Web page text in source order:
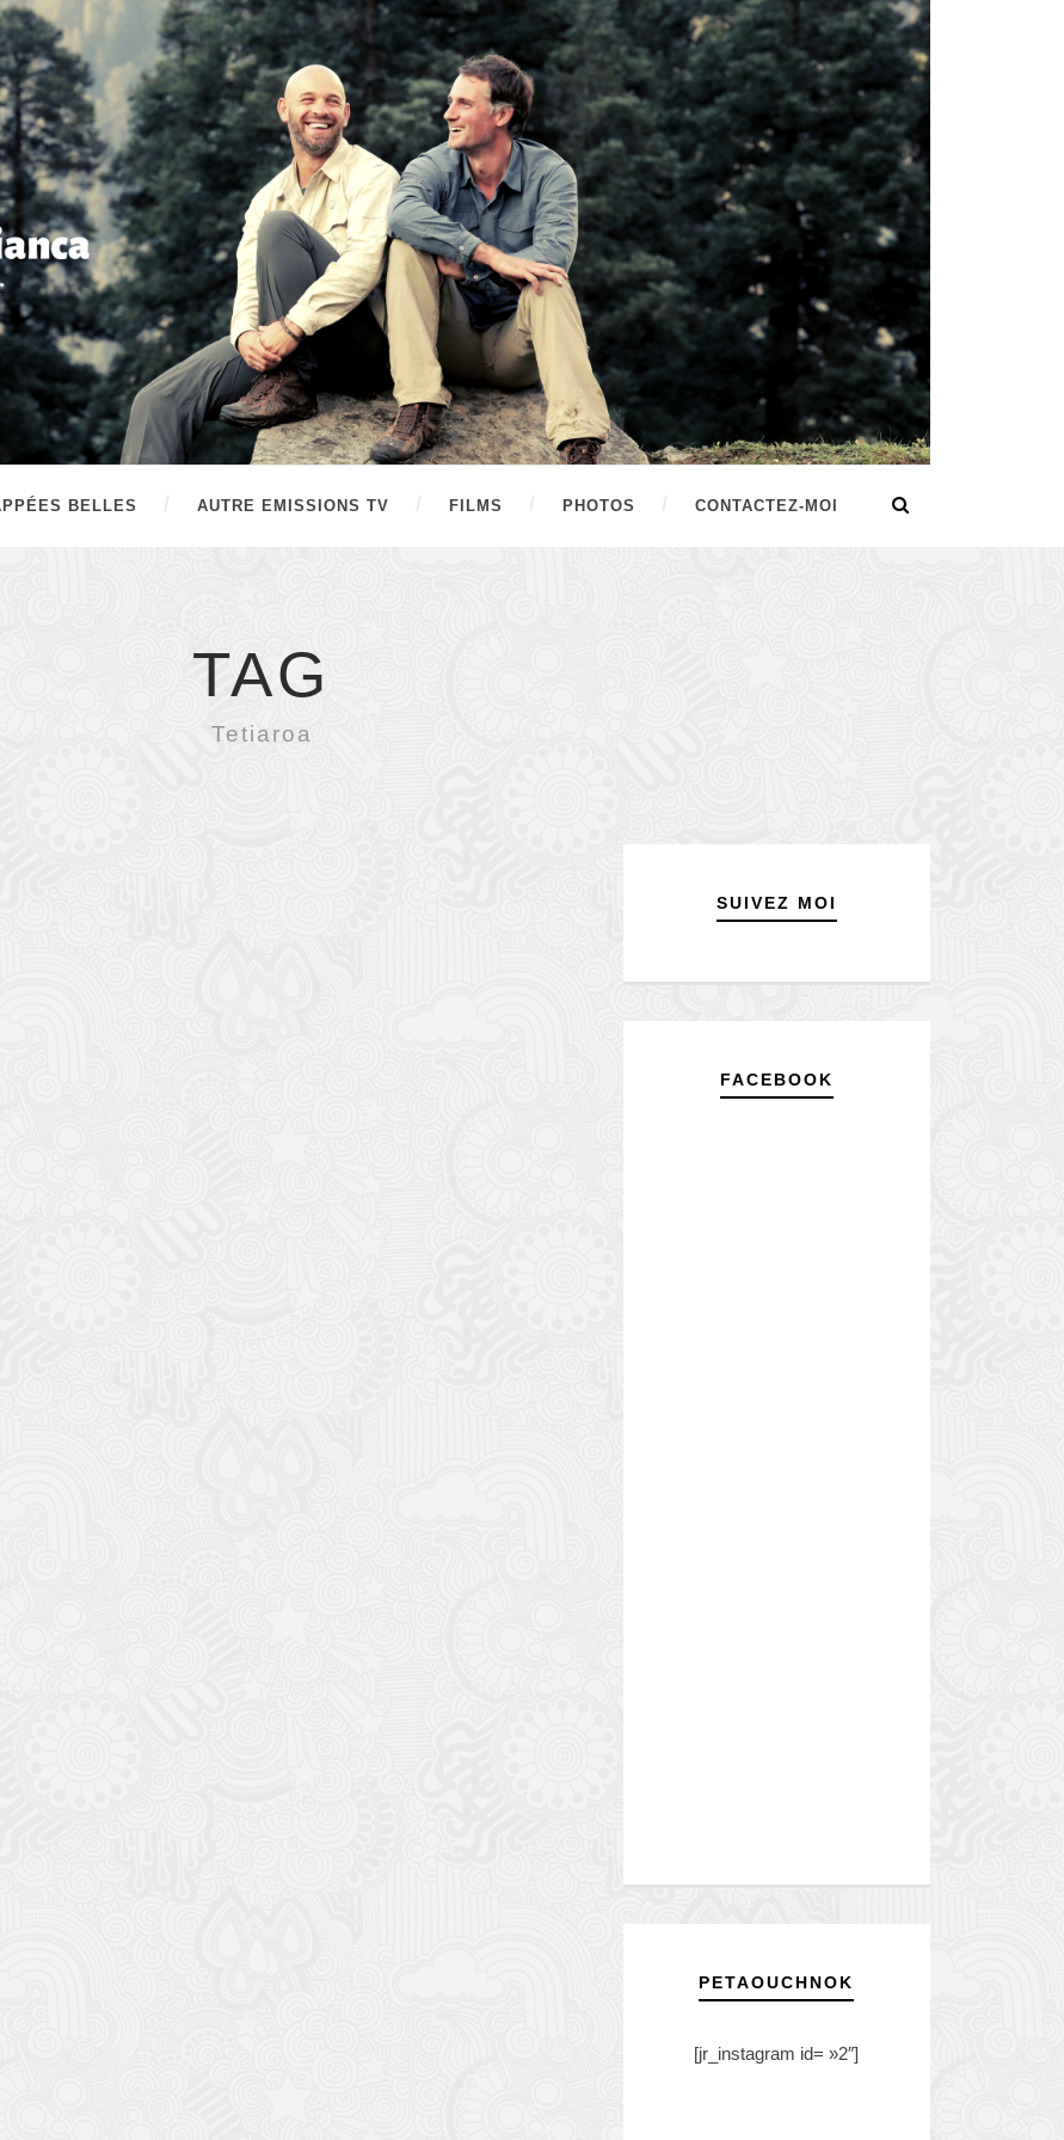
BELLES AUTRE EMISSIONS TV FILMS PHOTOS CONTACTEZ-MOI
TAG
Tetiaroa
SUIVEZ MOI
FACEBOOK
PETAOUCHNOK
[jr_instagram id= »2″]